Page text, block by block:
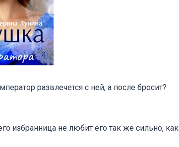
развлечется с ней, а после бросит?
избранница не любит его так же сильно, как